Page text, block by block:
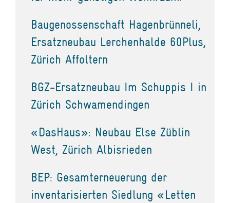
Baugenossenschaft Hagenbrünneli,
Ersatzneubau Lerchenhalde 60Plus,
Zürich Affoltern
BGZ-Ersatzneubau Im Schuppis I in
Zürich Schwamendingen
«DasHaus»: Neubau Else Züblin
West, Zürich Albisrieden
BEP: Gesamterneuerung der
inventarisierten Siedlung «Letten